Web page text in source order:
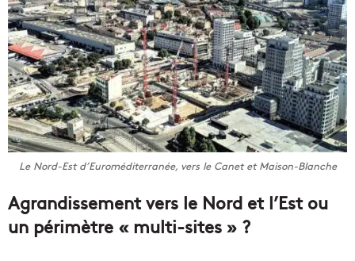
Le Nord-Est d’Euroméditerranée, vers le Canet et Maison-Blanche
Agrandissement vers le Nord et l’Est ou
un périmètre « multi-sites » ?